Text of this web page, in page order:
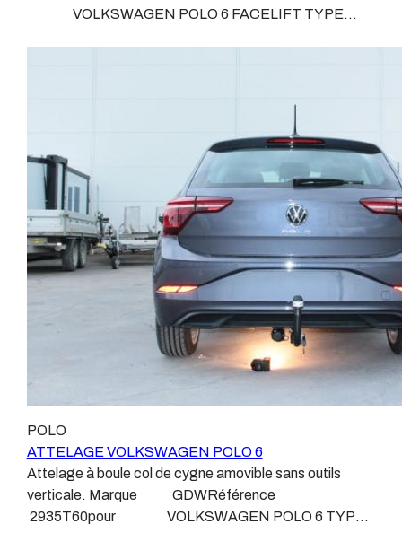
remorque, boule d’arrimage, crochet d’attache.
…. Nous n’installons (quand ils existent) que des
spécifiquement pour votre véhicule, se branchant aux
universel, modulable, smart…., et quand nous le
faisons, s’il n’existe pas d’autre choix, nous utilisons le
plus haut de gamme du marché, le plus fiable et le plus
stable. Il faut savoir que le montage d’un faisceau non
conforme ou adaptable vous fera perdre tout recours et
toute garantie auprès du constructeur en cas de
défaillance. Ce genre de faisceau est souvent mal
monté, alimenté par les éclairages intérieurs et fait
courir de vrai risque technique à votre véhicule. Nous
n’intervenons pas sur les véhicules ayant ce type de
montage non conforme. Voilà pourquoi il est nécessaire
de confier la pose d'un attelage à un professionnel
différentes dénominations pour un attelage sont
:Attelage pour voiture, crochet d’attelage, boule pour
voiture, attache remorque, attache voiture, attelage
camion, crochet voiture, attache auto, boule pour
remorque, boule d’arrimage, crochet d’attache.
VOLKSWAGEN POLO 6 FACELIFT TYPE
FACELIFT TYPE AW1 Patrick Remorques se
conjugue avec ATTELAGE depuis 1968. Les temps ont
changé depuis les premiers attelages fabriqués à la
demande dans l’atelier, autour d’un poste à souder et
d’un étau. L’évolution technique et la normalisation sont
passées par là. Maintenant un attelage doit être
homologué, c’est le cas de tous les produits que nous
proposons, sans exception ! Nous ne travaillons
qu’avec les marques homologuées à même d’assurer le
suivi de leurs produits :ATTELAGES
WESTFALIAATTELAGES SIARRATTELAGES
BRINKATTELAGES THULEATTELAGES
BOISNIERATTELAGES GDWATTELAGES
le plus technique, lui aussi est soumis à normalisation et
homologation. Le faisceau est connecté à votre
véhicule, il doit être prévu à cet effet, supporter les
vibrations et les contraintes auquel il peut être soumis.
Dans certains cas le faisceau connecté modifie la
POLO
ATTELAGE VOLKSWAGEN POLO 6
Attelage à boule col de cygne amovible sans outils
verticale. Marque GDWRéférence
2935T60pour VOLKSWAGEN POLO 6 TYPE